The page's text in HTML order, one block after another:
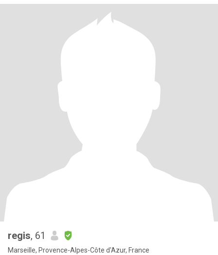
regis, 61
Marseille, Provence-Alpes-Côte d'Azur, France